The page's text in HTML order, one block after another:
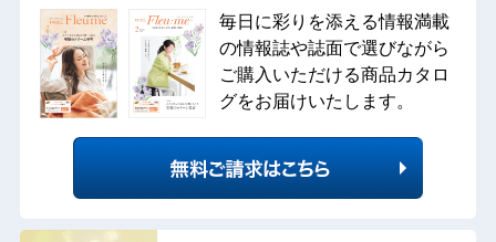
毎日に彩りを添える情報満載
の情報誌や誌面で選びながら
ご購入いただける商品カタロ
グをお届けいたします。